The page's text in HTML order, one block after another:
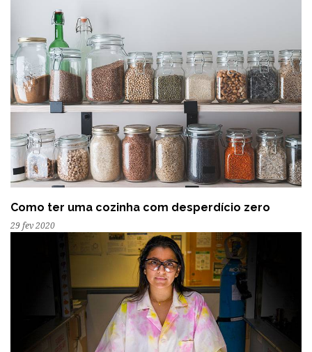
Como ter uma cozinha com desperdício zero
29 fev 2020